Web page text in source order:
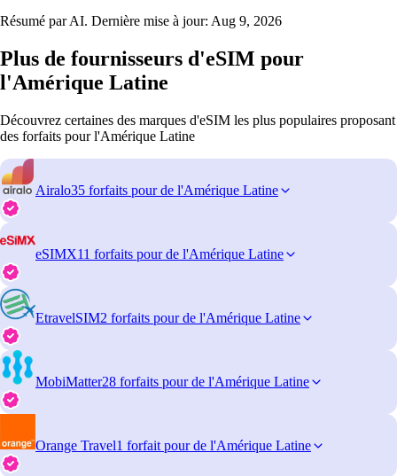
Résumé par AI. Dernière mise à jour: Aug 9, 2026
Plus de fournisseurs d'eSIM pour
l'Amérique Latine
Découvrez certaines des marques d'eSIM les plus populaires proposant
des forfaits pour l'Amérique Latine
Airalo35 forfaits pour de l'Amérique Latine
eSIMX11 forfaits pour de l'Amérique Latine
EtravelSIM2 forfaits pour de l'Amérique Latine
MobiMatter28 forfaits pour de l'Amérique Latine
Orange Travel1 forfait pour de l'Amérique Latine